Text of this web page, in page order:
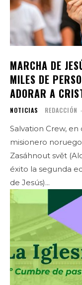
MARCHA DE
MILES DE
ADORAR A
NOTICIAS REDACCIÓN -
Salvation Crew,
misionero
Zasáhnout svět
éxito la segunda
de Jesús)...